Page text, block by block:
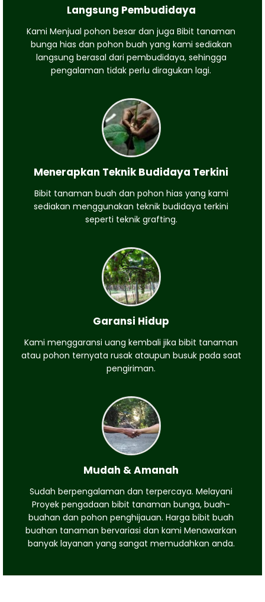
Langsung Pembudidaya
Kami Menjual pohon besar dan juga Bibit tanaman
bunga hias dan pohon buah yang kami sediakan
langsung berasal dari pembudidaya, sehingga
pengalaman tidak perlu diragukan lagi.
Menerapkan Teknik Budidaya Terkini
Bibit tanaman buah dan pohon hias yang kami
sediakan menggunakan teknik budidaya terkini
seperti teknik grafting.
Garansi Hidup
Kami menggaransi uang kembali jika bibit tanaman
atau pohon ternyata rusak ataupun busuk pada saat
pengiriman.
Mudah & Amanah
Sudah berpengalaman dan terpercaya. Melayani
Proyek pengadaan bibit tanaman bunga, buah-
buahan dan pohon penghijauan. Harga bibit buah
buahan tanaman bervariasi dan kami Menawarkan
banyak layanan yang sangat memudahkan anda.